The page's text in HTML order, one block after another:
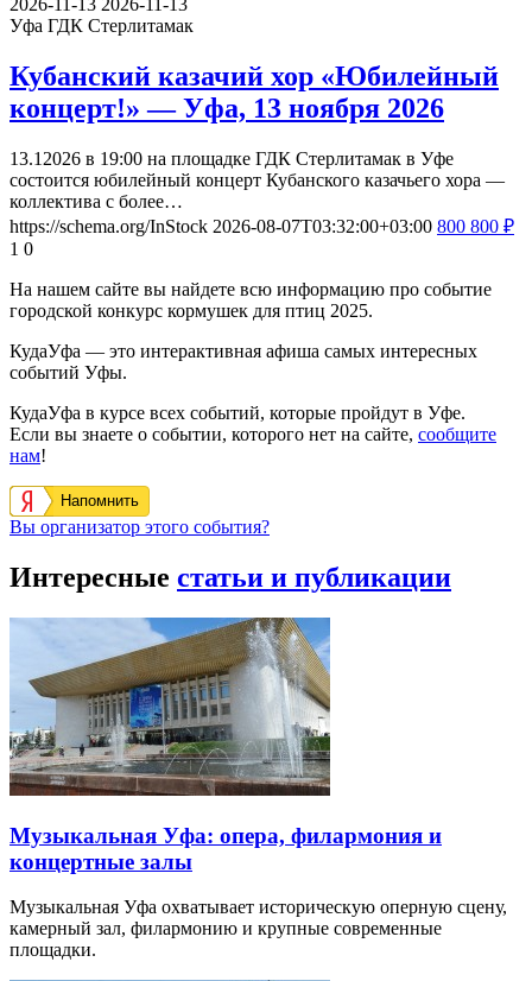
2026-11-13 2026-11-13
Уфа ГДК Стерлитамак
Кубанский казачий хор «Юбилейный
концерт!» — Уфа, 13 ноября 2026
13.12026 в 19:00 на площадке ГДК Стерлитамак в Уфе
состоится юбилейный концерт Кубанского казачьего хора —
коллектива с более…
https://schema.org/InStock 2026-08-07T03:32:00+03:00 800 800 ₽
1 0
На нашем сайте вы найдете всю информацию про событие
городской конкурс кормушек для птиц 2025.
КудаУфа — это интерактивная афиша самых интересных
событий Уфы.
КудаУфа в курсе всех событий, которые пройдут в Уфе.
Если вы знаете о событии, которого нет на сайте, сообщите
нам!
Напомнить
Вы организатор этого события?
Интересные статьи и публикации
Музыкальная Уфа: опера, филармония и
концертные залы
Музыкальная Уфа охватывает историческую оперную сцену,
камерный зал, филармонию и крупные современные
площадки.